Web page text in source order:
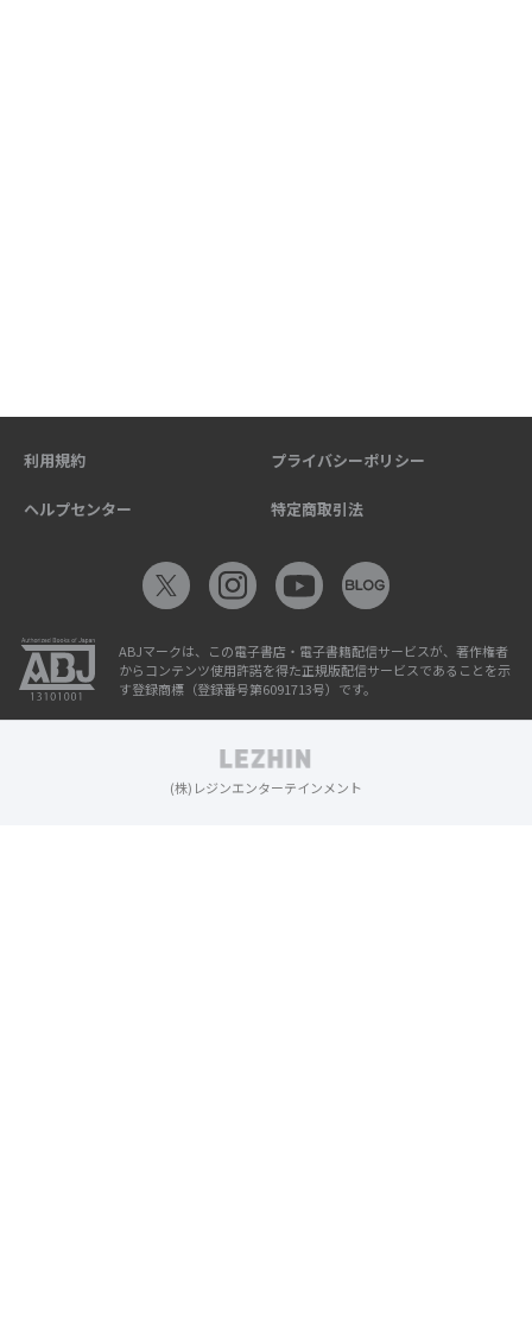
利用規約 プライバシーポリシー
ヘルプセンター 特定商取引法
ABJマークは、この電子書店・電子書籍配信サービスが、著作権者
からコンテンツ使用許諾を得た正規版配信サービスであることを示
す登録商標（登録番号第6091713号）です。
(株)レジンエンターテインメント